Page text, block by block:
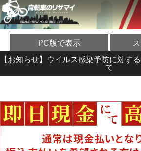
PC版で表示
【お知らせ】ウイルス感染予防に対す
て